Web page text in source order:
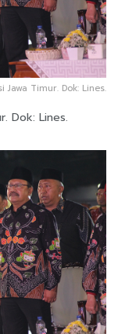
Jawa Timur. Dok: Lines.
Dok: Lines.